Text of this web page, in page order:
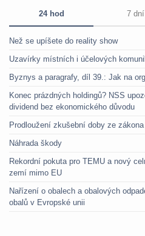
24 hod 7 dní
Než se upíšete do reality show
Uzavírky místních i účelových
Byznys a paragrafy, díl 39.: Jak na
Konec prázdných holdingů? NSS
dividend bez ekonomického důvodu
Prodloužení zkušební doby ze
Náhrada škody
Rekordní pokuta pro TEMU a nový
zemí mimo EU
Nařízení o obalech a obalových
obalů v Evropské unii